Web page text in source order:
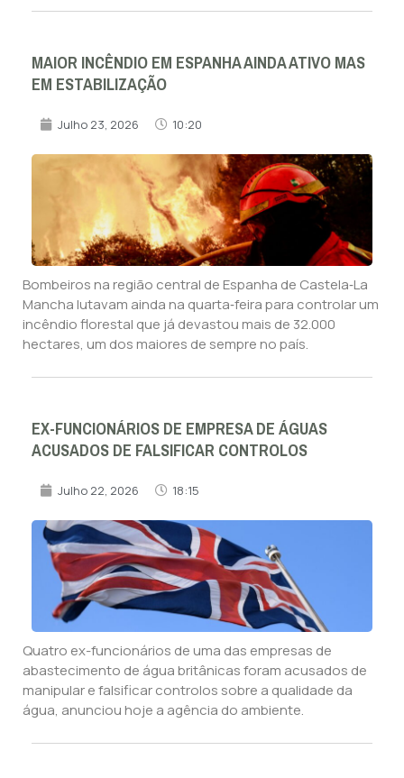
MAIOR INCÊNDIO EM ESPANHA AINDA ATIVO MAS
EM ESTABILIZAÇÃO
Julho 23, 2026 10:20
Bombeiros na região central de Espanha de Castela‑La
Mancha lutavam ainda na quarta‑feira para controlar um
incêndio florestal que já devastou mais de 32.000
hectares, um dos maiores de sempre no país.
EX-FUNCIONÁRIOS DE EMPRESA DE ÁGUAS
ACUSADOS DE FALSIFICAR CONTROLOS
Julho 22, 2026 18:15
Quatro ex-funcionários de uma das empresas de
abastecimento de água britânicas foram acusados de
manipular e falsificar controlos sobre a qualidade da
água, anunciou hoje a agência do ambiente.